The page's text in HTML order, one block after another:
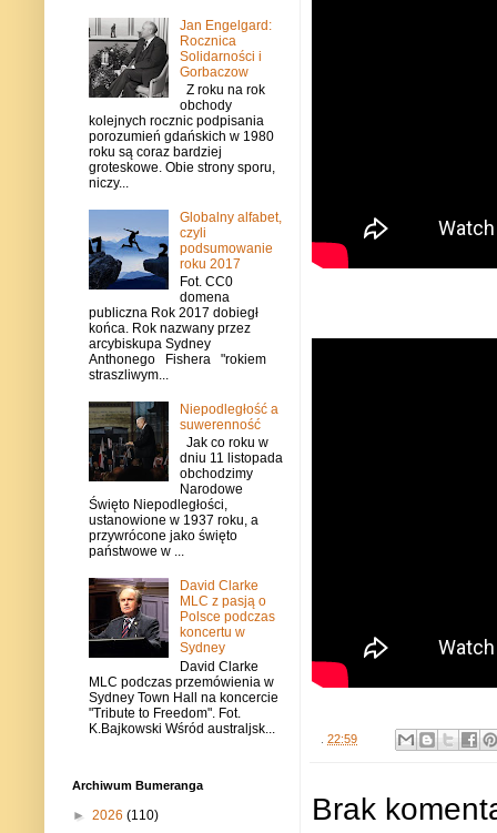
22:59
Brak
Jan Engelgard:
Rocznica
Solidarności i
Gorbaczow
Z roku na rok
obchody
kolejnych rocznic podpisania
porozumień gdańskich w 1980
roku są coraz bardziej
groteskowe. Obie strony sporu,
niczy...
Globalny alfabet,
czyli
podsumowanie
roku 2017
Fot. CC0
domena
publiczna Rok 2017 dobiegł
końca. Rok nazwany przez
arcybiskupa Sydney
Anthonego Fishera "rokiem
straszliwym...
Niepodległość a
suwerenność
Jak co roku w
dniu 11 listopada
obchodzimy
Narodowe
Święto Niepodległości,
ustanowione w 1937 roku, a
przywrócone jako święto
państwowe w ...
David Clarke
MLC z pasją o
Polsce podczas
koncertu w
Sydney
David Clarke
MLC podczas przemówienia w
Sydney Town Hall na koncercie
"Tribute to Freedom". Fot.
K.Bajkowski Wśród australjsk...
Archiwum Bumeranga
► 2026 (110)